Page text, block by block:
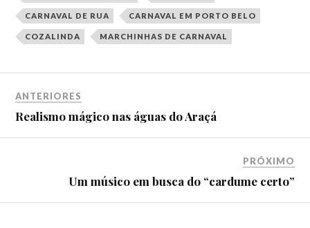
CARNAVAL DE RUA CARNAVAL EM PORTO BELO
COZALINDA MARCHINHAS DE CARNAVAL
ANTERIORES
Realismo mágico nas águas do Araçá
PRÓXIMO
Um músico em busca do “cardume certo”